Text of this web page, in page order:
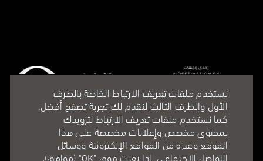
نستخدم ملفات تعريف الارتباط الخاصة بالطرف
الأول والطرف الثالث لنقدم لك تجربة تصفح أفضل.
كما نستخدم ملفات تعريف الارتباط لتزويدك
بمحتوى مخصص وإعلانات مخصصة على هذا
الموقع وغيره من المواقع الإلكترونية ووسائل